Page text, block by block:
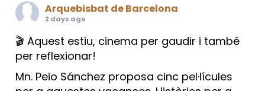
Arquebisbat de Barcelona
2 days ago
🎬 Aquest estiu, cinema per gaudir i també
per reflexionar!
Mn. Peio Sánchez proposa cinc pel·lícules